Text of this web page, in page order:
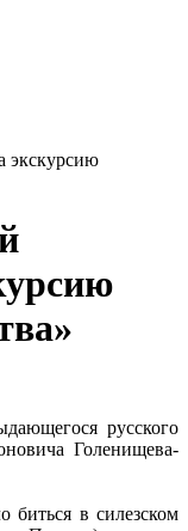
экскурсию
русского
Голенищева-
биться в силезском